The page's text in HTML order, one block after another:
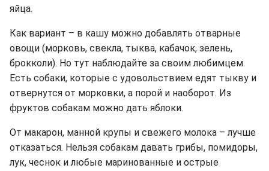
яйца.
Как вариант – в кашу можно добавлять отварные
овощи (морковь, свекла, тыква, кабачок, зелень,
брокколи). Но тут наблюдайте за своим любимцем.
Есть собаки, которые с удовольствием едят тыкву и
отвернутся от морковки, а порой и наоборот. Из
фруктов собакам можно дать яблоки.
От макарон, манной крупы и свежего молока – лучше
отказаться. Нельзя собакам давать грибы, помидоры,
лук, чеснок и любые маринованные и острые